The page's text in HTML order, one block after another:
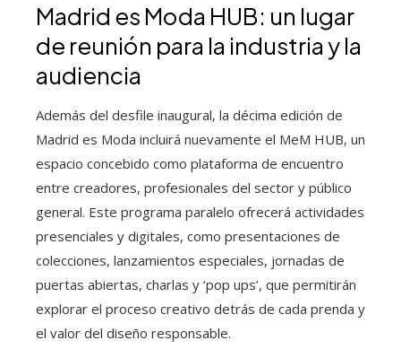
Madrid es Moda HUB: un lugar
de reunión para la industria y la
audiencia
Además del desfile inaugural, la décima edición de
Madrid es Moda incluirá nuevamente el MeM HUB, un
espacio concebido como plataforma de encuentro
entre creadores, profesionales del sector y público
general. Este programa paralelo ofrecerá actividades
presenciales y digitales, como presentaciones de
colecciones, lanzamientos especiales, jornadas de
puertas abiertas, charlas y ‘pop ups’, que permitirán
explorar el proceso creativo detrás de cada prenda y
el valor del diseño responsable.